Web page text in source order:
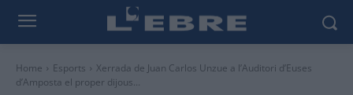
Home Esports
Xerrada de Juan Carlos Unzue a l’Auditori d’Euses
d’Amposta el proper dijous...